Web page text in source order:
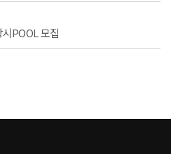
POOL 모집